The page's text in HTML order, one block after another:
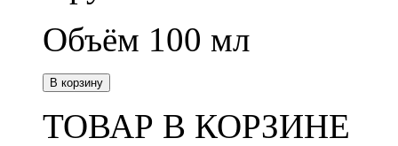
Объём 100 мл
В корзину
ТОВАР В КОРЗИНЕ